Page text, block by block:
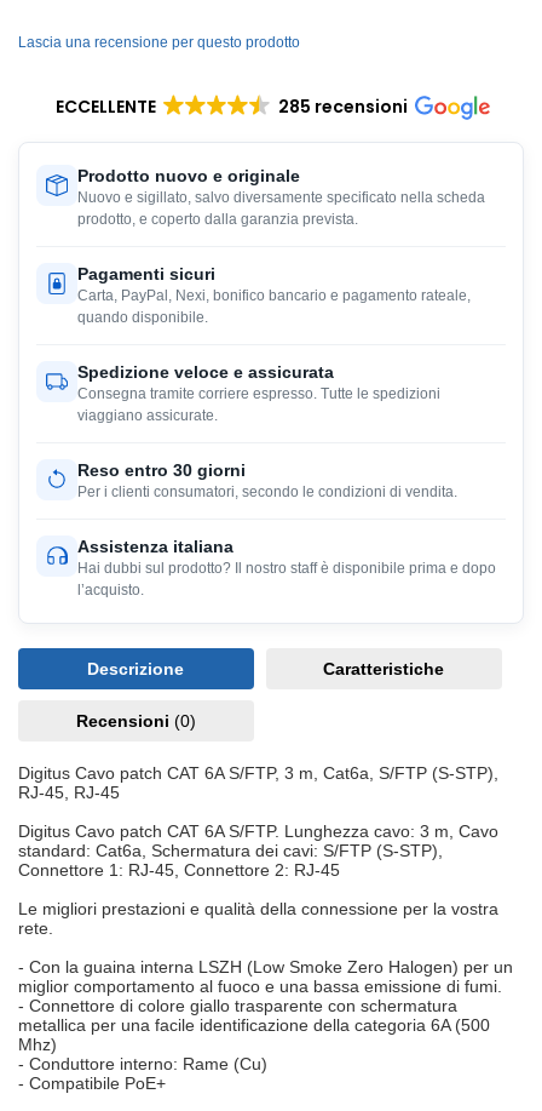
Lascia una recensione per questo prodotto
ECCELLENTE 285 recensioni
Prodotto nuovo e originale
Nuovo e sigillato, salvo diversamente specificato nella scheda
prodotto, e coperto dalla garanzia prevista.
Pagamenti sicuri
Carta, PayPal, Nexi, bonifico bancario e pagamento rateale,
quando disponibile.
Spedizione veloce e assicurata
Consegna tramite corriere espresso. Tutte le spedizioni
viaggiano assicurate.
Reso entro 30 giorni
Per i clienti consumatori, secondo le condizioni di vendita.
Assistenza italiana
Hai dubbi sul prodotto? Il nostro staff è disponibile prima e dopo
l’acquisto.
Descrizione Caratteristiche
Recensioni (0)
Digitus Cavo patch CAT 6A S/FTP, 3 m, Cat6a, S/FTP (S-STP),
RJ-45, RJ-45
Digitus Cavo patch CAT 6A S/FTP. Lunghezza cavo: 3 m, Cavo
standard: Cat6a, Schermatura dei cavi: S/FTP (S-STP),
Connettore 1: RJ-45, Connettore 2: RJ-45
Le migliori prestazioni e qualità della connessione per la vostra
rete.
- Con la guaina interna LSZH (Low Smoke Zero Halogen) per un
miglior comportamento al fuoco e una bassa emissione di fumi.
- Connettore di colore giallo trasparente con schermatura
metallica per una facile identificazione della categoria 6A (500
Mhz)
- Conduttore interno: Rame (Cu)
- Compatibile PoE+